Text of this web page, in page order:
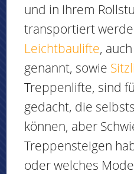
und in Ihrem
transportiert
Leichtbaulifte,
genannt, sowie
Treppenlifte, sind
gedacht, die
können, aber
Treppensteigen
oder welches